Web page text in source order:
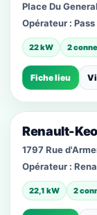
Place Du
Opérateur :
22 kW 2
Fiche lieu
Renault-
1797 Rue
Opérateur :
22,1 kW 2